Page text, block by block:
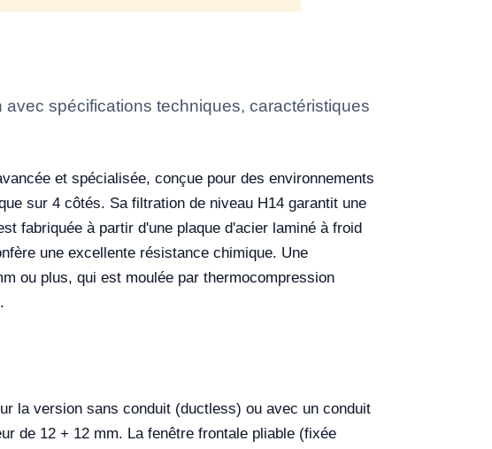
spécifications techniques, caractéristiques
et spécialisée, conçue pour des environnements
sur 4 côtés. Sa filtration de niveau H14 garantit une
fabriquée à partir d'une plaque d'acier laminé à froid
une excellente résistance chimique. Une
ou plus, qui est moulée par thermocompression
la version sans conduit (ductless) ou avec un conduit
de 12 + 12 mm. La fenêtre frontale pliable (fixée